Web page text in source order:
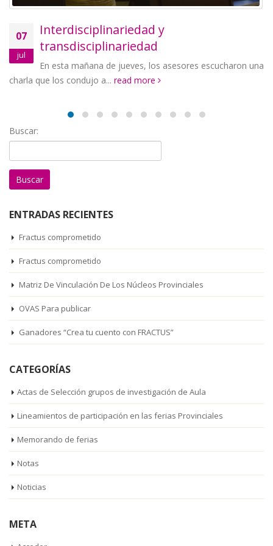
Interdisciplinariedad y
transdisciplinariedad
En esta mañana de jueves, los asesores escucharon una
que los condujo a...read more
Buscar:
ENTRADAS RECIENTES
Fractus comprometido
Fractus comprometido
Matriz De Vinculación De Los Núcleos Provinciales
OVAS Para publicar
Ganadores “Crea tu cuento con FRACTUS”
CATEGORÍAS
Actas de Selección grupos de investigación de Aula
Lineamientos de participación en las ferias Provinciales
Memorando de ferias
Notas
Noticias
META